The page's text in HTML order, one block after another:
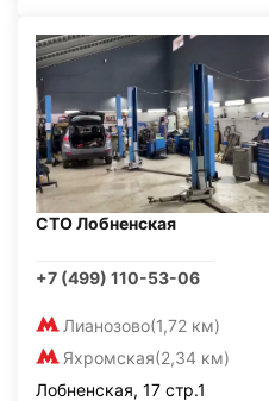
СТО Лобненская
+7 (499) 110-53-06
Лианозово(1,72 км)
Яхромская(2,34 км)
Лобненская, 17 стр.1